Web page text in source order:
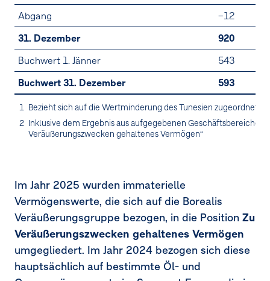
Abgang
–12
31. Dezember
920
Buchwert 1. Jänner
543
Buchwert 31. Dezember
593
1 Bezieht sich auf die Wertminderung des Tunesien
2 Inklusive dem Ergebnis aus aufgegebenen Geschäftsbereichen
Veräußerungszwecken gehaltenes Vermögen“
Im Jahr 2025 wurden immaterielle
Vermögenswerte, die sich auf die Borealis
Veräußerungsgruppe bezogen, in die Position Zu
Veräußerungszwecken gehaltenes Vermögen
umgegliedert. Im Jahr 2024 bezogen sich diese
hauptsächlich auf bestimmte Öl- und